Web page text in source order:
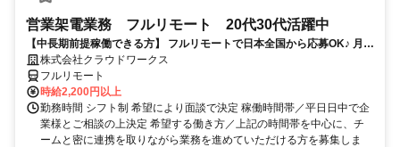
営業架電業務 フルリモート 20代30代活躍中
【中長期前提稼働できる方】 フルリモートで日本全国から応募OK♪ 月稼
働40時間で安定収入！
株式会社クラウドワークス
フルリモート
時給2,200円以上
勤務時間 シフト制 希望により面談で決定 稼働時間帯／平日日中で企
業様とご相談の上決定 希望する働き方／上記の時間帯を中心に、チ
ームと密に連携を取りながら業務を進めていただける方を募集しま